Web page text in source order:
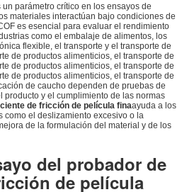
parámetro crítico en los ensayos de
materiales interactúan bajo condiciones de
es esencial para evaluar el rendimiento
como el embalaje de alimentos, los
flexible, el transporte y el transporte de
de productos alimenticios, el transporte de
de productos alimenticios, el transporte de
de productos alimenticios, el transporte de
de caucho dependen de pruebas de
producto y el cumplimiento de las normas
de fricción de película finaayuda a los
como el deslizamiento excesivo o la
de la formulación del material y de los
del probador de
de película